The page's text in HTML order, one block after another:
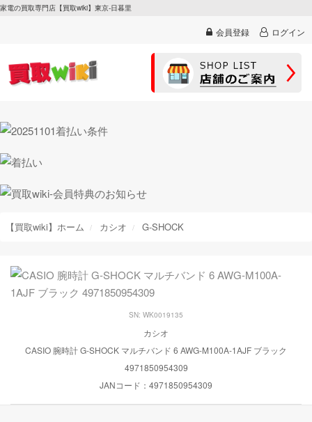
家電の買取専門店【買取wiki】東京-日暮里
会員登録 ログイン
【買取wiki】ホーム カシオ G-SHOCK
SN: WK0019135
カシオ
CASIO 腕時計 G-SHOCK マルチバンド 6 AWG-M100A-1AJF ブラック
4971850954309
JANコード：4971850954309